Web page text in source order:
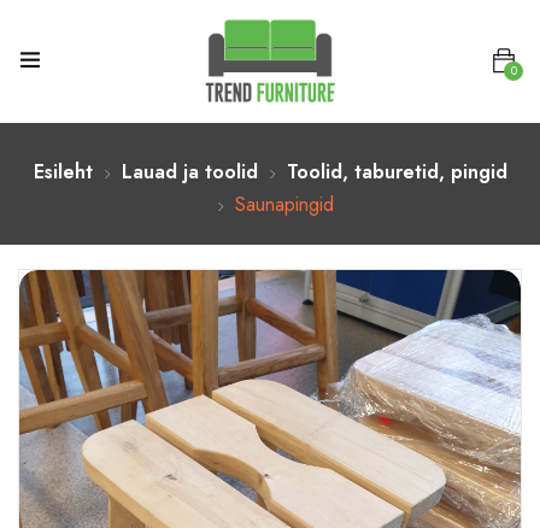
0
Esileht Lauad ja toolid
Toolid, taburetid, pingid
Saunapingid